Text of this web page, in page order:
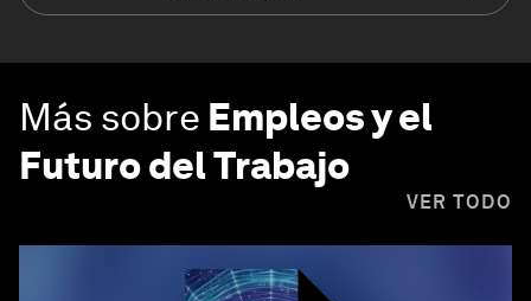
Más sobre Empleos y el
Futuro del Trabajo
VER TODO